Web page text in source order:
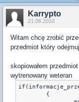
Karrypto
21.06.2010
Witam chcę zrobić
przedmiot który
skopiowałem
wytrenowany weteran